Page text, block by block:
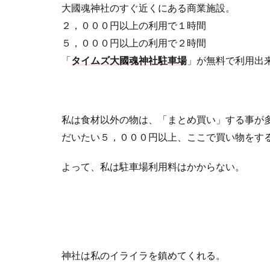
大國魂神社のすぐ近くにある商業施設。
２，０００円以上の利用で１時間
５，０００円以上の利用で２時間
「タイムズ大國魂神社駐車場」が無料で利用出
私は食材以外の物は、「まとめ買い」する事が
だいたい５，０００円以上、ここで買い物をす
よって、私は駐車場利用料はかからない。
神社は私のイライラを鎮めてくれる。